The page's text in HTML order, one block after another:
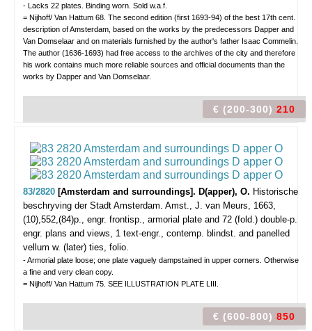
- Lacks 22 plates. Binding worn. Sold w.a.f.
= Nijhoff/ Van Hattum 68. The second edition (first 1693-94) of the best 17th cent.
description of Amsterdam, based on the works by the predecessors Dapper and
Van Domselaar and on materials furnished by the author's father Isaac Commelin.
The author (1636-1693) had free access to the archives of the city and therefore
his work contains much more reliable sources and official documents than the
works by Dapper and Van Domselaar.
€ (200-300) 210
83/2820 [Amsterdam and surroundings]. D(apper), O. Historische
beschryving der Stadt Amsterdam. Amst., J. van Meurs, 1663,
(10),552,(84)p., engr. frontisp., armorial plate and 72 (fold.) double-p.
engr. plans and views, 1 text-engr., contemp. blindst. and panelled
vellum w. (later) ties, folio.
- Armorial plate loose; one plate vaguely dampstained in upper corners. Otherwise
a fine and very clean copy.
= Nijhoff/ Van Hattum 75. SEE ILLUSTRATION PLATE LIII.
€ (600-800) 850